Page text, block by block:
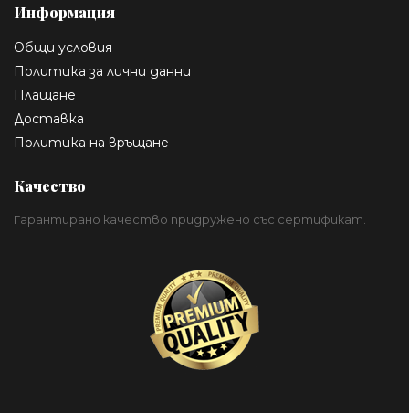
Информация
Общи условия
Политика за лични данни
Плащане
Доставка
Политика на връщане
Качество
Гарантирано качество придружено със сертификат.